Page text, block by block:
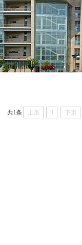
共1条 上页 1 下页